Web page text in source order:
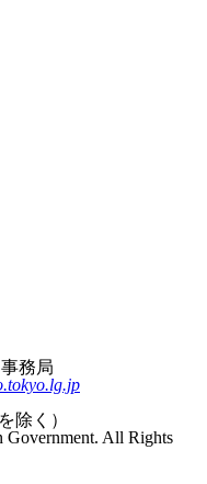
務局
除く）
All Rights